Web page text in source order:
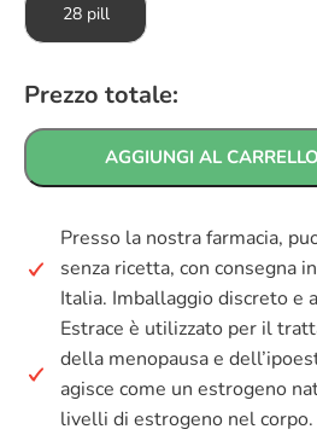
28 pill
Prezzo totale:
AGGIUNGI AL CARRELLO
Presso la nostra farmacia,
senza ricetta, con consegna
Italia. Imballaggio discreto e
Estrace è utilizzato per il
della menopausa e
agisce come un estrogeno
livelli di estrogeno nel corpo.